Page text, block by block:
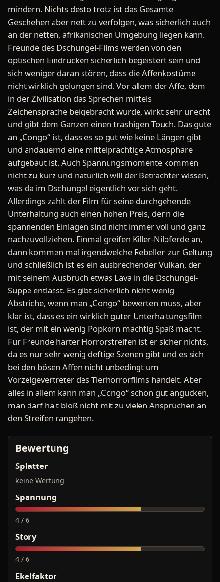
mindern. Nichts desto trotz ist das Gesamte
Geschehen aber nett zu verfolgen, was sicherlich auch
an der netten, afrikanischen Umgebung liegen kann.
Freunde des Dschungel-Films werden von den
optischen Eindrücken sicherlich begeistert sein und
sich weniger daran stören, dass die Affenkostüme
nicht wirklich gelungen sind. Vor allem der Affe, dem
in der Zivilisation das Sprechen mittels
Zeichensprache beigebracht wurde, wirkt sehr unecht
und gibt dem Ganzen einen trashigen Touch. Das gute
an „Congo“ ist, dass es so gut wie keine Längen gibt
und andauernd eine mittelprächtige Atmosphäre
aufgebaut ist. Auch Spannungsmomente kommen
nicht zu kurz und natürlich will der Betrachter wissen,
was da im Dschungel eigentlich vor sich geht.
Allerdings zahlt der Film für seine durchgehende
Unterhaltung auch einen hohen Preis, denn die
spannenden Einlagen sind nicht immer voll und ganz
nachzuvollziehen. Einmal greifen Killer-Nilpferde an,
dann kommen mal irgendwelche Rebellen zur Geltung
und schließlich ist es ein ausbrechender Vulkan, der
mit seinem Ausbruch etwas Lava in die Dschungel-
Suppe entlässt. Es gibt sicherlich nicht wenig
Abstriche, wenn man „Congo“ bewerten muss, aber
klar ist, dass es ein wirklich guter Unterhaltungsfilm
ist, der mit ein wenig Popkorn mächtig Spaß macht.
Für Freunde harter Horrorstreifen ist er sicher nichts,
da es nur sehr wenig deftige Szenen gibt und es sich
bei den bösen Affen nicht unbedingt um
Vorzeigevertreter des Tierhorrorfilms handelt. Aber
alles in allem kann man „Congo“ schon gut angucken,
man darf halt bloß nicht mit zu vielen Ansprüchen an
den Streifen rangehen.
Bewertung
Splatter
keine Wertung
Spannung
4 / 6
Story
4 / 6
Ekelfaktor